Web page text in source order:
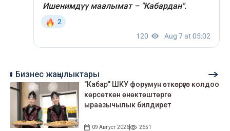
Бизнес жаңылыктары
"Кабар" ШКУ форумун өткөрүүгө колдоо
көрсөткөн өнөктөштөргө
ыраазычылык билдирет
09 Август 2026 2651